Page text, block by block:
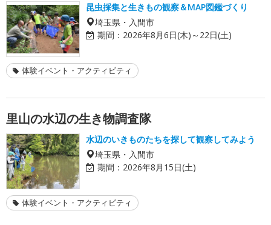
昆虫採集と生きもの観察＆MAP図鑑づくり
埼玉県・入間市
期間： 2026年8月6日(木)～22日(土)
体験イベント・アクティビティ
里山の水辺の生き物調査隊
水辺のいきものたちを探して観察してみよう
埼玉県・入間市
期間： 2026年8月15日(土)
体験イベント・アクティビティ